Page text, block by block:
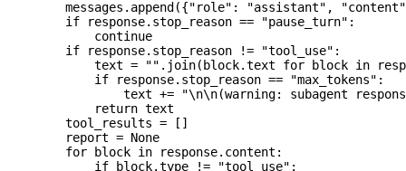
        messages.append({
"role" : "assistant" ,
"content"
        if
response.stop_reason == "pause_turn" :
            continue
        if
response.stop_reason != "tool_use" :
            text
= "" .join(block.text for block in
            if
response.stop_reason == "max_tokens" :
                text
+= "\n\n(warning: subagent
            return
text
        tool_results
= []
        report
= None
        for
block in response.content:
            if
block.type != "tool_use" :